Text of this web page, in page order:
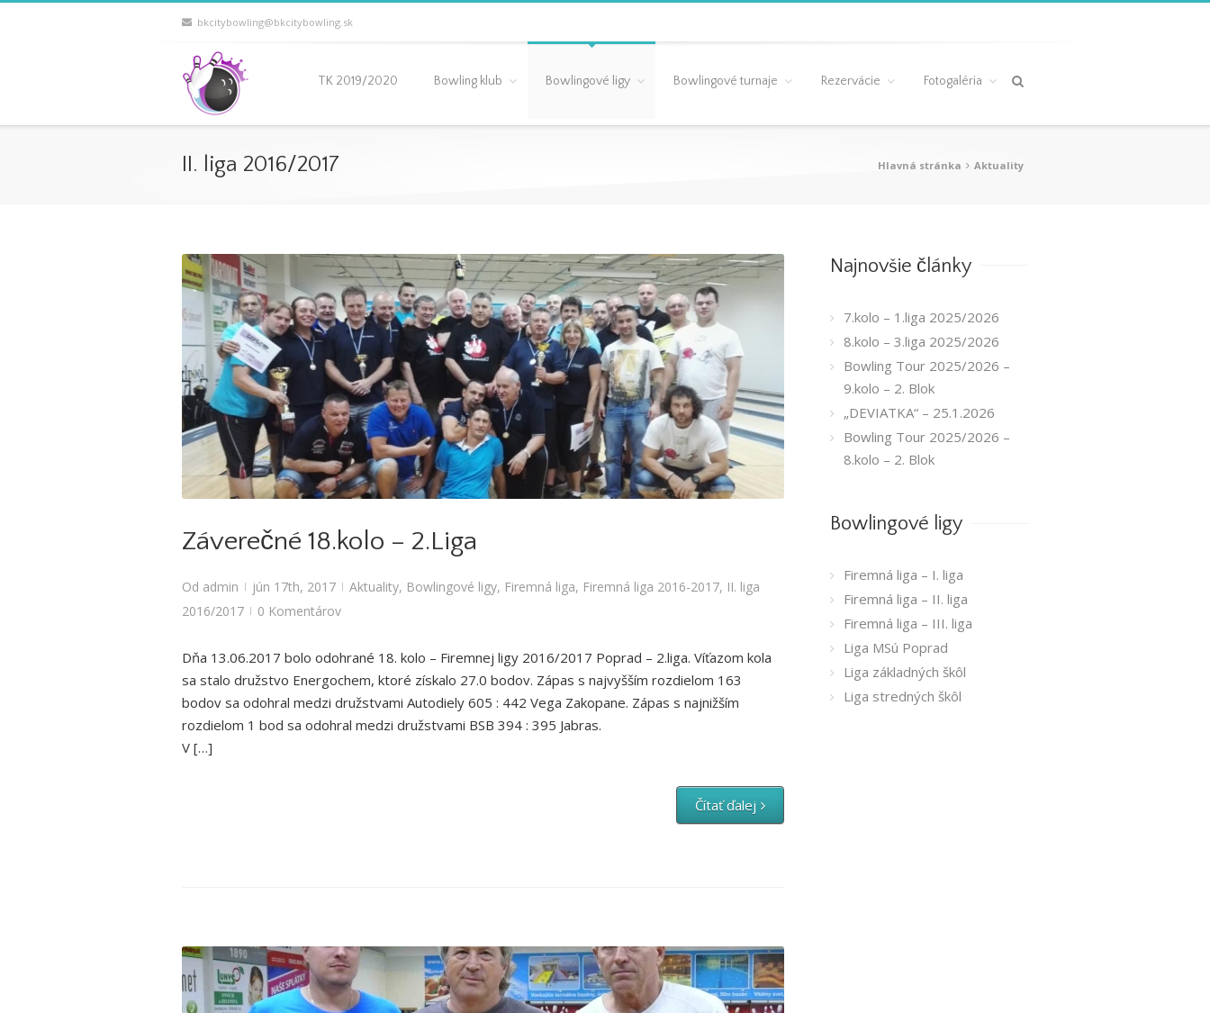
bkcitybowling@bkcitybowling.sk
TK 2019/2020 Bowling klub Bowlingové ligy Bowlingové turnaje Rezervácie Fotogaléria
II. liga 2016/2017 Hlavná stránka Aktuality
Záverečné 18.kolo – 2.Liga
Aktuality,Bowlingové ligy ,Firemná liga,Firemná liga 2016-2017,II. liga 2016/2017
Záverečné 18.kolo – 2.Liga
Od admin | jún 17th, 2017 | Aktuality, Bowlingové ligy, Firemná liga, Firemná liga 2016-2017, II. liga
2016/2017 | 0 Komentárov
Dňa 13.06.2017 bolo odohrané 18. kolo – Firemnej ligy 2016/2017 Poprad – 2.liga. Víťazom kola
sa stalo družstvo Energochem, ktoré získalo 27.0 bodov. Zápas s najvyšším rozdielom 163
bodov sa odohral medzi družstvami Autodiely 605 : 442 Vega Zakopane. Zápas s najnižším
rozdielom 1 bod sa odohral medzi družstvami BSB 394 : 395 Jabras.
V […]
Čítať ďalej
Najnovšie články
7.kolo – 1.liga 2025/2026
8.kolo – 3.liga 2025/2026
Bowling Tour 2025/2026 –
9.kolo – 2. Blok
„DEVIATKA“ – 25.1.2026
Bowling Tour 2025/2026 –
8.kolo – 2. Blok
Bowlingové ligy
Firemná liga – I. liga
Firemná liga – II. liga
Firemná liga – III. liga
Liga MSú Poprad
Liga základných škôl
Liga stredných škôl